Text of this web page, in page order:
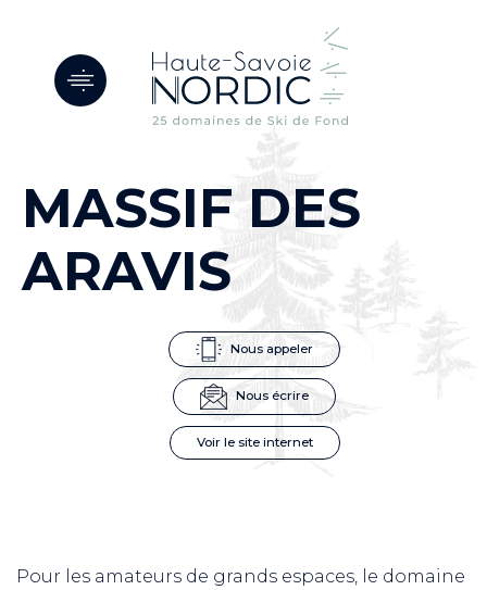
MASSIF DES
ARAVIS
Nous appeler
Nous écrire
Voir le site internet
Pour les amateurs de grands espaces, le domaine